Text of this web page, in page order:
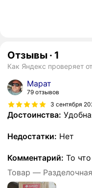
Отзывы · 1
Как Яндекс проверяет
Mарат
79 отзывов
3 сентября
Достоинства:
Недостатки: Нет
Комментарий: То
Товар —